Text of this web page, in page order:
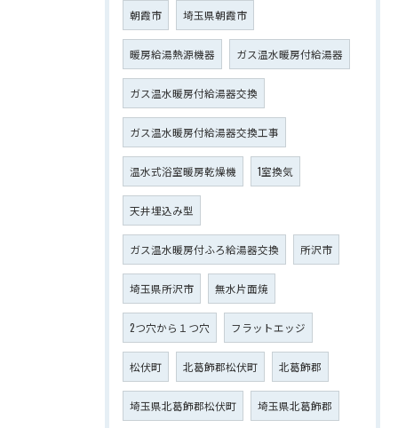
朝霞市 埼玉県朝霞市
暖房給湯熱源機器 ガス温水暖房付給湯器
ガス温水暖房付給湯器交換
ガス温水暖房付給湯器交換工事
温水式浴室暖房乾燥機 1室換気
天井埋込み型
ガス温水暖房付ふろ給湯器交換 所沢市
埼玉県所沢市 無水片面焼
2つ穴から１つ穴 フラットエッジ
松伏町 北葛飾郡松伏町 北葛飾郡
埼玉県北葛飾郡松伏町 埼玉県北葛飾郡